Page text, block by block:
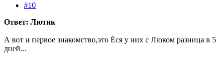
#10
Ответ: Лютик
А вот и первое знакомство,это Ёся у них с Люком разница в 5
дней...